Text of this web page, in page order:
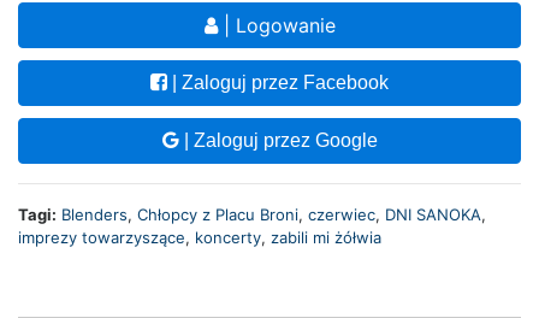
| Logowanie
| Zaloguj przez Facebook
| Zaloguj przez Google
Tagi: Blenders, Chłopcy z Placu Broni, czerwiec, DNI SANOKA,
imprezy towarzyszące, koncerty, zabili mi żółwia